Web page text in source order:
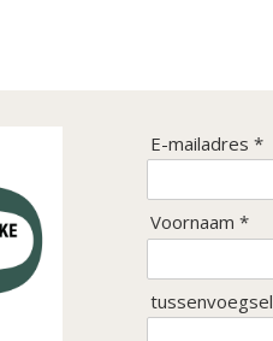
E-mailadres *
Voornaam *
tussenvoegsel